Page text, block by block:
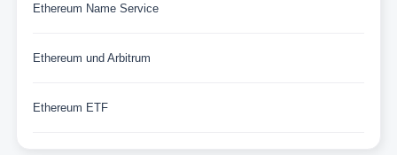
Ethereum Name Service
Ethereum und Arbitrum
Ethereum ETF